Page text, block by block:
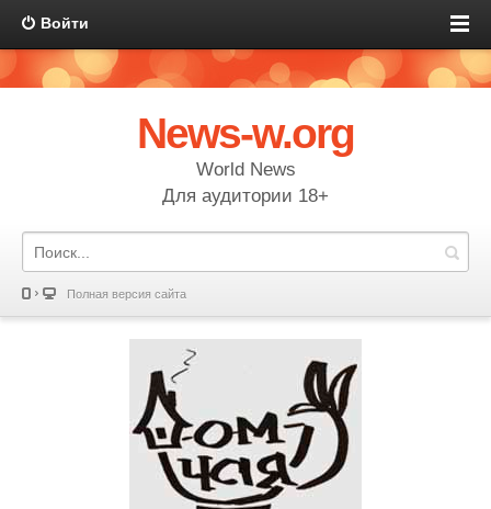
Войти
News-w.org
World News
Для аудитории 18+
Полная версия сайта